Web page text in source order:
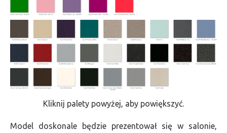
Kliknij palety powyżej, aby powiększyć.
Model doskonale będzie prezentował się w salonie,